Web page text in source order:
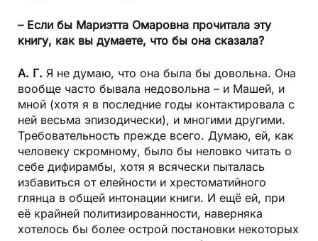
– Если бы Мариэтта Омаровна прочитала эту
книгу, как вы думаете, что бы она сказала?
А. Г. Я не думаю, что она была бы довольна. Она
вообще часто бывала недовольна – и Машей, и
мной (хотя я в последние годы контактировала с
ней весьма эпизодически), и многими другими.
Требовательность прежде всего. Думаю, ей, как
человеку скромному, было бы неловко читать о
себе дифирамбы, хотя я всячески пыталась
избавиться от елейности и хрестоматийного
глянца в общей интонации книги. И ещё ей, при
её крайней политизированности, наверняка
хотелось бы более острой постановки некоторых